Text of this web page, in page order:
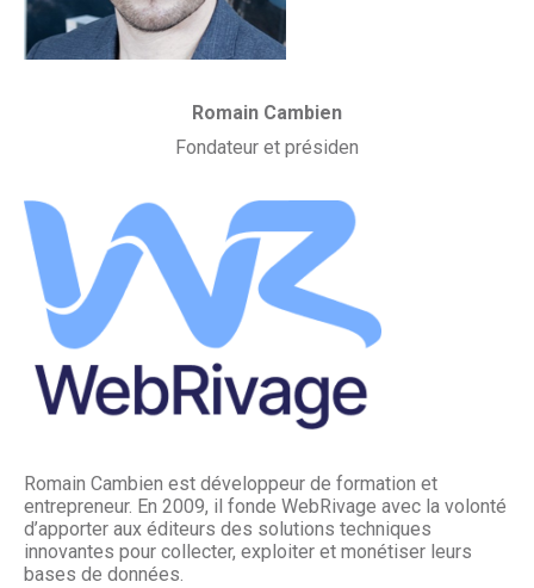
Romain Cambien
Fondateur et présiden
Romain Cambien est développeur de formation et
entrepreneur. En 2009, il fonde WebRivage avec la volonté
d’apporter aux éditeurs des solutions techniques
innovantes pour collecter, exploiter et monétiser leurs
bases de données.